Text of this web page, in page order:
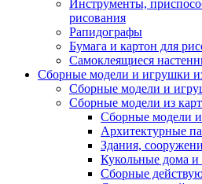
Инструменты,
рисования
Рапидографы
Бумага и картон для
Самоклеящиеся
Сборные модели и игрушки
Сборные модели и
Сборные модели из
Сборные модели
Архитектурные
Здания,
Кукольные дома
Сборные